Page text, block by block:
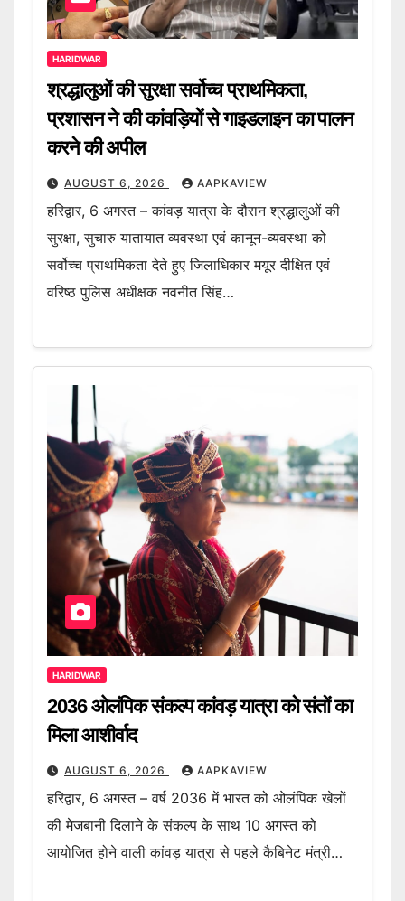
HARIDWAR
श्रद्धालुओं की सुरक्षा सर्वोच्च प्राथमिकता,
प्रशासन ने की कांवड़ियों से गाइडलाइन का पालन
करने की अपील
AUGUST 6, 2026 AAPKAVIEW
हरिद्वार, 6 अगस्त – कांवड़ यात्रा के दौरान श्रद्धालुओं की
सुरक्षा, सुचारु यातायात व्यवस्था एवं कानून-व्यवस्था को
सर्वोच्च प्राथमिकता देते हुए जिलाधिकार मयूर दीक्षित एवं
वरिष्ठ पुलिस अधीक्षक नवनीत सिंह…
HARIDWAR
2036 ओलंपिक संकल्प कांवड़ यात्रा को संतों का
मिला आशीर्वाद
AUGUST 6, 2026 AAPKAVIEW
हरिद्वार, 6 अगस्त – वर्ष 2036 में भारत को ओलंपिक खेलों
की मेजबानी दिलाने के संकल्प के साथ 10 अगस्त को
आयोजित होने वाली कांवड़ यात्रा से पहले कैबिनेट मंत्री…